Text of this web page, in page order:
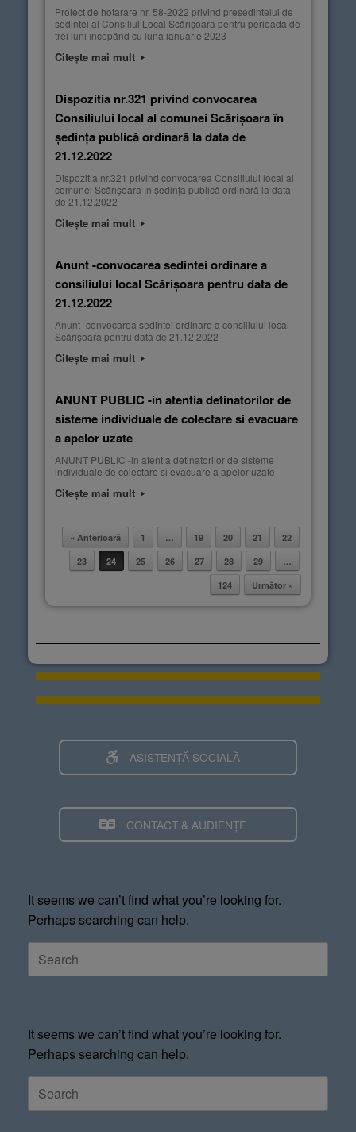
Proiect de hotarare nr. 58-2022 privind presedintelui de
sedintei al Consiliul Local Scărișoara pentru perioada de
trei luni începând cu luna ianuarie 2023
Citește mai mult
Dispozitia nr.321 privind convocarea
Consiliului local al comunei Scărișoara în
ședința publică ordinară la data de
21.12.2022
Dispozitia nr.321 privind convocarea Consiliului local al
comunei Scărișoara în ședința publică ordinară la data
de 21.12.2022
Citește mai mult
Anunt -convocarea sedintei ordinare a
consiliului local Scărișoara pentru data de
21.12.2022
Anunt -convocarea sedintei ordinare a consiliului local
Scărișoara pentru data de 21.12.2022
Citește mai mult
ANUNT PUBLIC -in atentia detinatorilor de
sisteme individuale de colectare si evacuare
a apelor uzate
ANUNT PUBLIC -in atentia detinatorilor de sisteme
individuale de colectare si evacuare a apelor uzate
Citește mai mult
Post navigation
« Anterioară 1 … 19 20 21
22
23
24 25 26 27 28 29
…
124
Următor »
ASISTENȚĂ SOCIALĂ
CONTACT & AUDIENȚE
It seems we can’t find what you’re looking for.
Perhaps searching can help.
It seems we can’t find what you’re looking for.
Perhaps searching can help.